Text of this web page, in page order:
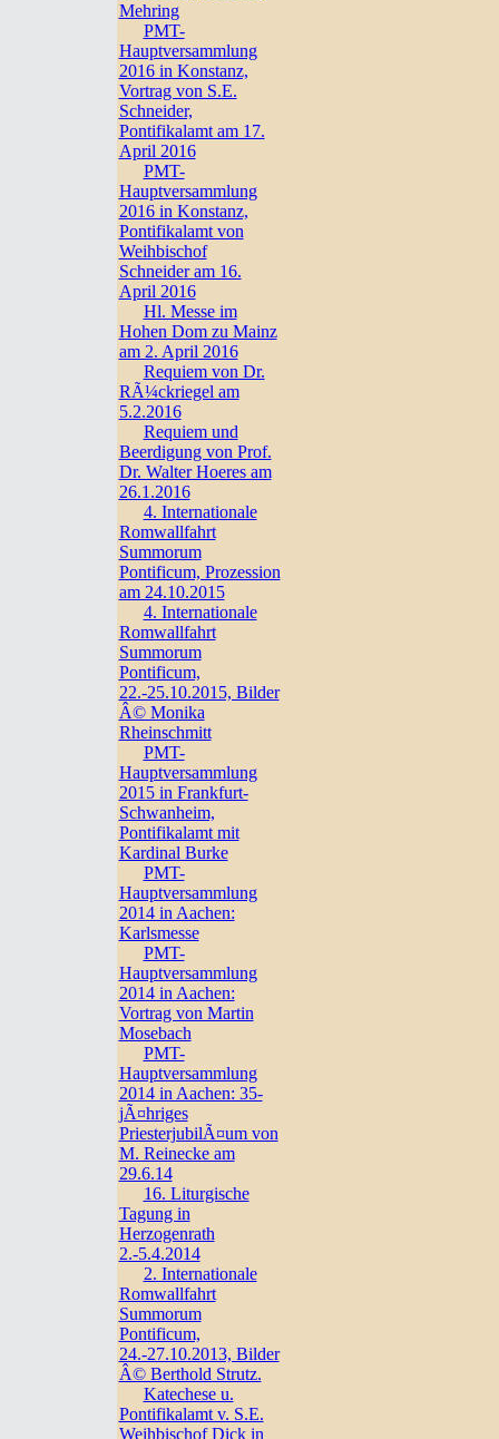
Mehring
PMT-
Hauptversammlung
2016 in Konstanz,
Vortrag von S.E.
Schneider,
Pontifikalamt am 17.
April 2016
PMT-
Hauptversammlung
2016 in Konstanz,
Pontifikalamt von
Weihbischof
Schneider am 16.
April 2016
Hl. Messe im
Hohen Dom zu Mainz
am 2. April 2016
Requiem von Dr.
RÃ¼ckriegel am
5.2.2016
Requiem und
Beerdigung von Prof.
Dr. Walter Hoeres am
26.1.2016
4. Internationale
Romwallfahrt
Summorum
Pontificum, Prozession
am 24.10.2015
4. Internationale
Romwallfahrt
Summorum
Pontificum,
22.-25.10.2015, Bilder
Â© Monika
Rheinschmitt
PMT-
Hauptversammlung
2015 in Frankfurt-
Schwanheim,
Pontifikalamt mit
Kardinal Burke
PMT-
Hauptversammlung
2014 in Aachen:
Karlsmesse
PMT-
Hauptversammlung
2014 in Aachen:
Vortrag von Martin
Mosebach
PMT-
Hauptversammlung
2014 in Aachen: 35-
jÃ¤hriges
PriesterjubilÃ¤um von
M. Reinecke am
29.6.14
16. Liturgische
Tagung in
Herzogenrath
2.-5.4.2014
2. Internationale
Romwallfahrt
Summorum
Pontificum,
24.-27.10.2013, Bilder
Â© Berthold Strutz.
Katechese u.
Pontifikalamt v. S.E.
Weihbischof Dick in